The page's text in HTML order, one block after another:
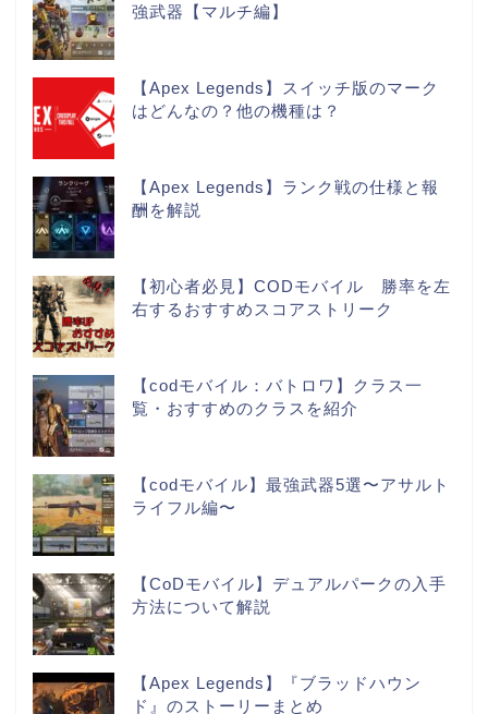
強武器【マルチ編】
【Apex Legends】スイッチ版のマーク
はどんなの？他の機種は？
【Apex Legends】ランク戦の仕様と報
酬を解説
【初心者必見】CODモバイル 勝率を左
右するおすすめスコアストリーク
【codモバイル：バトロワ】クラス一
覧・おすすめのクラスを紹介
【codモバイル】最強武器5選〜アサルト
ライフル編〜
【CoDモバイル】デュアルパークの入手
方法について解説
【Apex Legends】『ブラッドハウン
ド』のストーリーまとめ